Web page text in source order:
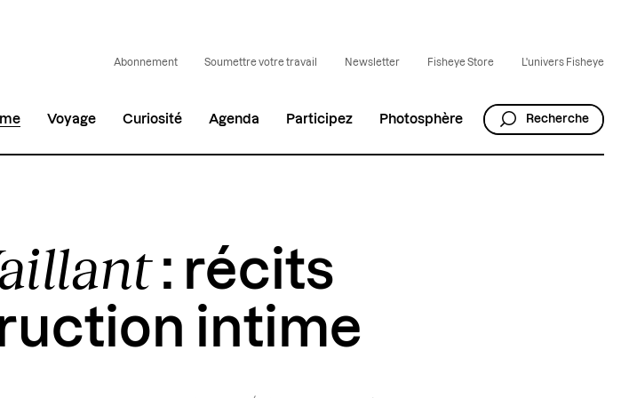
Abonnement Soumettre votre travail Newsletter Fisheye Store L'univers Fisheye
Voyage Curiosité Agenda Participez Photosphère Recherche
: récits
intime